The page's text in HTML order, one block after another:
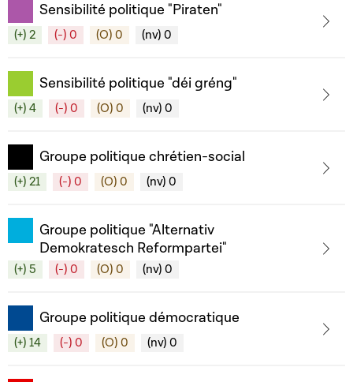
Sensibilité politique "Piraten"
(+) 2 (-) 0 (O) 0 (nv) 0
Sensibilité politique "déi gréng"
(+) 4 (-) 0 (O) 0 (nv) 0
Groupe politique chrétien-social
(+) 21 (-) 0 (O) 0 (nv) 0
Groupe politique "Alternativ
Demokratesch Reformpartei"
(+) 5 (-) 0 (O) 0 (nv) 0
Groupe politique démocratique
(+) 14 (-) 0 (O) 0 (nv) 0